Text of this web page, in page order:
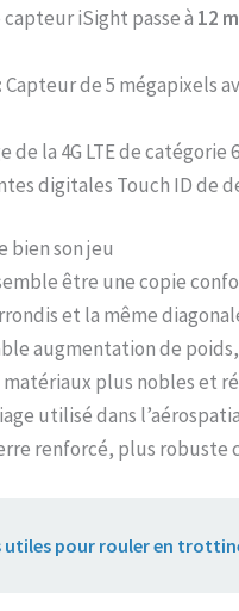
capteur iSight passe à 12
Capteur de 5 mégapixels
de la 4G LTE de
digitales Touch ID de
bien son jeu
être une copie
et la même
augmentation de poids,
plus nobles et
utilisé dans
renforcé, plus
utiles pour rouler en